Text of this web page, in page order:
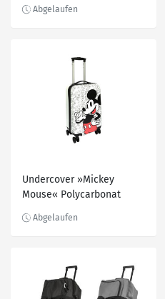
Undercover »Mickey
Mouse« Polycarbonat